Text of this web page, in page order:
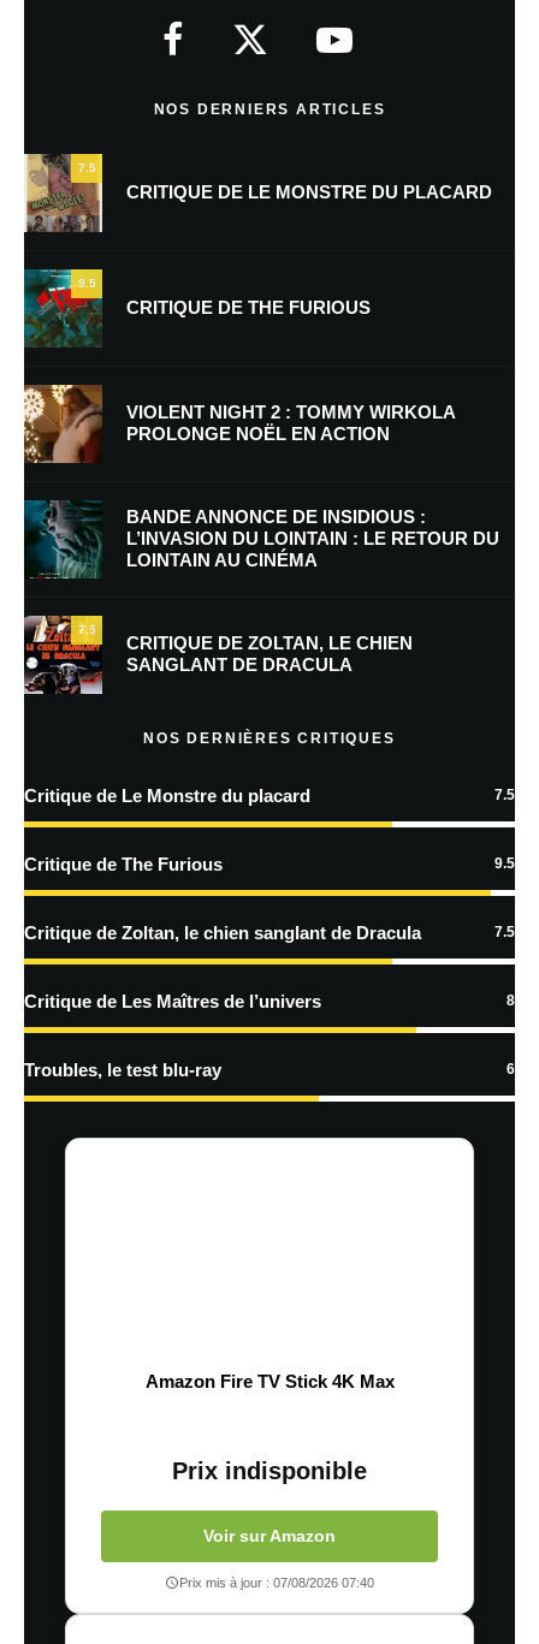
Nom*
E-mail *
Enregistrer mon nom, mon e-mail et mon site dans le navigateur pour
mon prochain commentaire.
Prévenez-moi de tous les nouveaux commentaires par e-mail.
Prévenez-moi de tous les nouveaux articles par e-mail.
En savoir
traitées
NOS DERNIERS ARTICLES
7.5
CRITIQUE DE LE MONSTRE DU PLACARD
9.5
CRITIQUE DE THE FURIOUS
VIOLENT NIGHT 2 : TOMMY WIRKOLA
PROLONGE NOËL EN ACTION
BANDE ANNONCE DE INSIDIOUS :
L’INVASION DU LOINTAIN : LE RETOUR DU
LOINTAIN AU CINÉMA
7.5
CRITIQUE DE ZOLTAN, LE CHIEN
SANGLANT DE DRACULA
NOS DERNIÈRES CRITIQUES
Critique de Le Monstre du placard 7.5
Critique de The Furious 9.5
Critique de Zoltan, le chien sanglant de Dracula 7.5
Critique de Les Maîtres de l’univers 8
Troubles, le test blu-ray 6
Amazon Fire TV Stick 4K Max
Prix indisponible
Voir sur Amazon
Prix mis à jour : 07/08/2026 07:40